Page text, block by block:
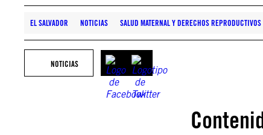
EL SALVADOR NOTICIAS SALUD MATERNAL Y DERECHOS REPRODUCTIVOS
NOTICIAS